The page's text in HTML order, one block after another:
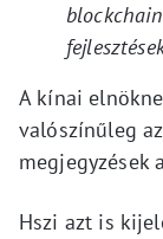
A kínai
valószínűleg
megjegyzések
Hszi azt is